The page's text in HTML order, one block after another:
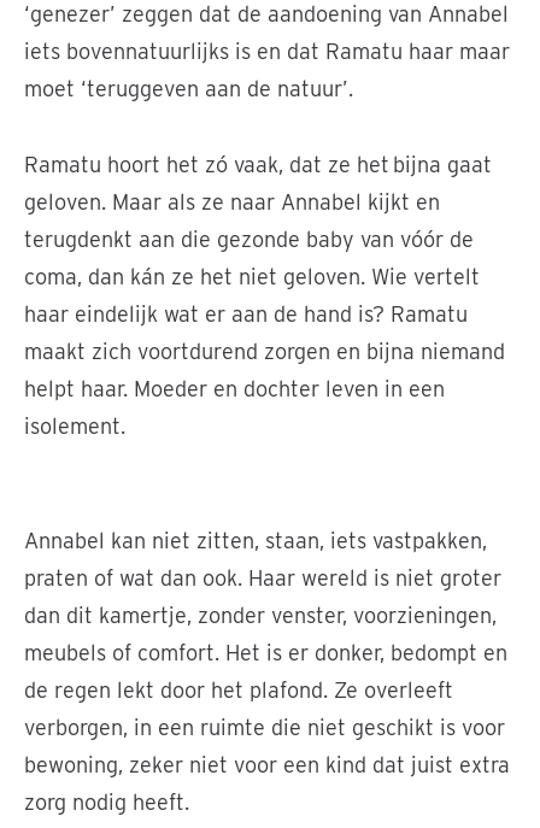
‘genezer’ zeggen dat de aandoening van Annabel
iets bovennatuurlijks is en dat Ramatu haar maar
moet ‘teruggeven aan de natuur’.
Ramatu hoort het zó vaak, dat ze het bijna gaat
geloven. Maar als ze naar Annabel kijkt en
terugdenkt aan die gezonde baby van vóór de
coma, dan kán ze het niet geloven. Wie vertelt
haar eindelijk wat er aan de hand is? Ramatu
maakt zich voortdurend zorgen en bijna niemand
helpt haar. Moeder en dochter leven in een
isolement.
Ramatu staat alleen, niemand helpt haar met de zorg
Annabel kan niet zitten, staan, iets vastpakken,
praten of wat dan ook. Haar wereld is niet groter
dan dit kamertje, zonder venster, voorzieningen,
meubels of comfort. Het is er donker, bedompt en
de regen lekt door het plafond. Ze overleeft
verborgen, in een ruimte die niet geschikt is voor
bewoning, zeker niet voor een kind dat juist extra
zorg nodig heeft.